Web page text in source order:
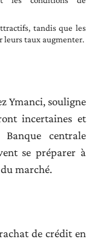
tandis que les
leurs taux augmenter.
Ymanci, souligne
incertaines et
centrale
se préparer à
marché.
de crédit en